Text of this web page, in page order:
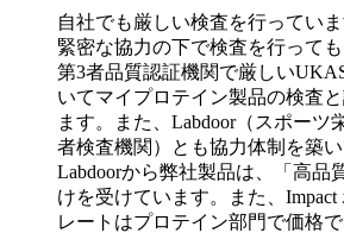
自社でも厳しい検査を行ってい
緊密な協力の下で検査を行って
第3者品質認証機関で厳しい
いてマイプロテイン製品の検査
ます。また、Labdoor（スポーツ
者検査機関）とも協力体制を築い
Labdoorから弊社製品は、「高品
けを受けています。また、Impact
レートはプロテイン部門で価格